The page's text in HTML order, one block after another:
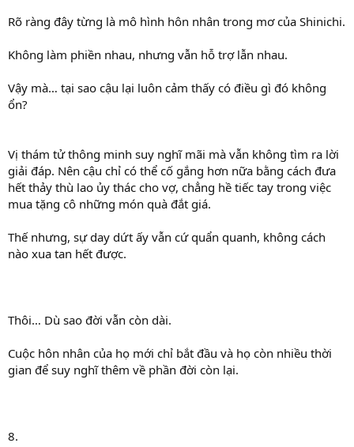
Rõ ràng đây từng là mô hình hôn nhân trong mơ của Shinichi.
Không làm phiền nhau, nhưng vẫn hỗ trợ lẫn nhau.
Vậy mà… tại sao cậu lại luôn cảm thấy có điều gì đó không
ổn?
Vị thám tử thông minh suy nghĩ mãi mà vẫn không tìm ra lời
giải đáp. Nên cậu chỉ có thể cố gắng hơn nữa bằng cách đưa
hết thảy thù lao ủy thác cho vợ, chẳng hề tiếc tay trong việc
mua tặng cô những món quà đắt giá.
Thế nhưng, sự day dứt ấy vẫn cứ quẩn quanh, không cách
nào xua tan hết được.
Thôi… Dù sao đời vẫn còn dài.
Cuộc hôn nhân của họ mới chỉ bắt đầu và họ còn nhiều thời
gian để suy nghĩ thêm về phần đời còn lại.
8.